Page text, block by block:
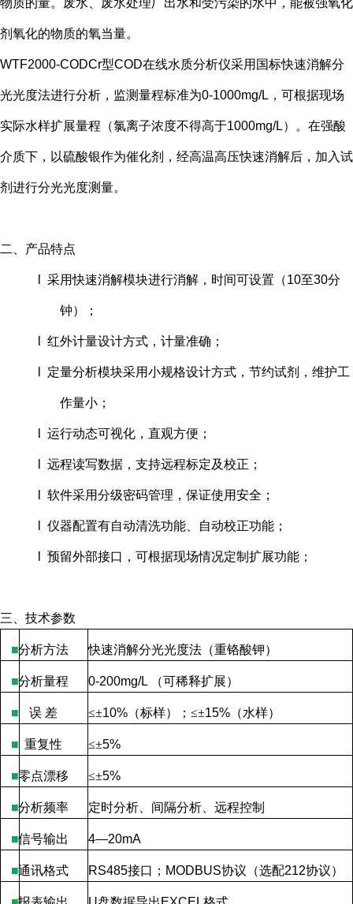
物质的量。废水、废水处理厂出水和受污染的水中，能被强氧化
剂氧化的物质的氧当量。
WTF2000-CODCr型COD在线水质分析仪采用国标快速消解分
光光度法进行分析，监测量程标准为0-1000mg/L，可根据现场
实际水样扩展量程（氯离子浓度不得高于1000mg/L）。在强酸
介质下，以硫酸银作为催化剂，经高温高压快速消解后，加入试
剂进行分光光度测量。
二、产品特点
l 采用快速消解模块进行消解，时间可设置（10至30分
钟）；
l 红外计量设计方式，计量准确；
l 定量分析模块采用小规格设计方式，节约试剂，维护工
作量小；
l 运行动态可视化，直观方便；
l 远程读写数据，支持远程标定及校正；
l 软件采用分级密码管理，保证使用安全；
l 仪器配置有自动清洗功能、自动校正功能；
l 预留外部接口，可根据现场情况定制扩展功能；
三、技术参数
■分析方法 快速消解分光光度法（重铬酸钾）
■分析量程 0-200mg/L （可稀释扩展）
■ 误 差 ≤±10% （标样）； ≤±15% （水样）
■ 重复性 ≤±5%
■零点漂移 ≤±5%
■分析频率 定时分析、间隔分析、远程控制
■信号输出 4—20mA
■通讯格式 RS485接口； MODBUS协议（选配212协议）